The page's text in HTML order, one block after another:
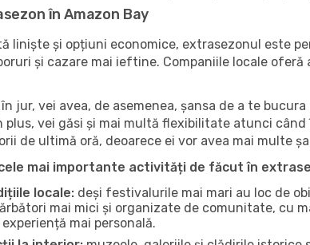
în Amazon Bay
liniște și opțiuni economice, extrasezonul este
și cazare mai ieftine. Companiile locale
jur, vei avea, de asemenea, șansa de a te
plus, vei găsi și mai multă flexibilitate atunci
de ultimă oră, deoarece ei vor avea mai multe
mai importante activități de făcut în
locale: deși festivalurile mai mari au loc de
mai mici și organizate de comunitate, cu
mai personală.